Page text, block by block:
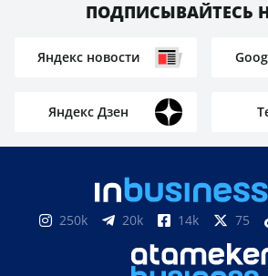
ПОДПИСЫВАЙТЕСЬ
Яндекс новости
Яндекс Дзен
250k 20k 14k 75